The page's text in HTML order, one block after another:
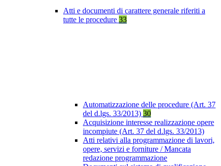
Atti e documenti di carattere generale riferiti a
tutte le procedure 33
Automatizzazione delle procedure (Art. 37
del d.lgs. 33/2013) 30
Acquisizione interesse realizzazione opere
incompiute (Art. 37 del d.lgs. 33/2013)
Atti relativi alla programmazione di lavori,
opere, servizi e forniture / Mancata
redazione programmazione